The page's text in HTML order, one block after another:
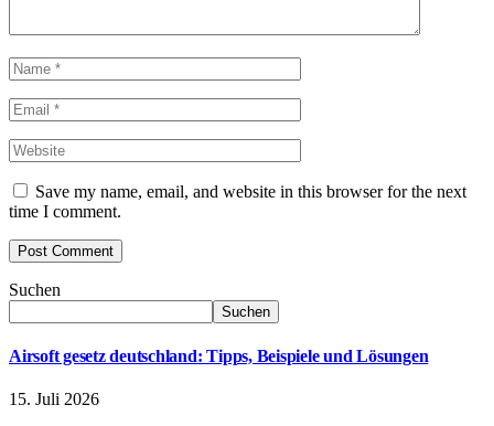
Save my name, email, and website in this browser for the next
time I comment.
Suchen
Suchen
Airsoft gesetz deutschland: Tipps, Beispiele und Lösungen
15. Juli 2026